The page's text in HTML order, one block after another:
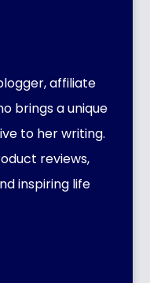
affiliate
brings a unique
to her writing.
reviews,
inspiring life